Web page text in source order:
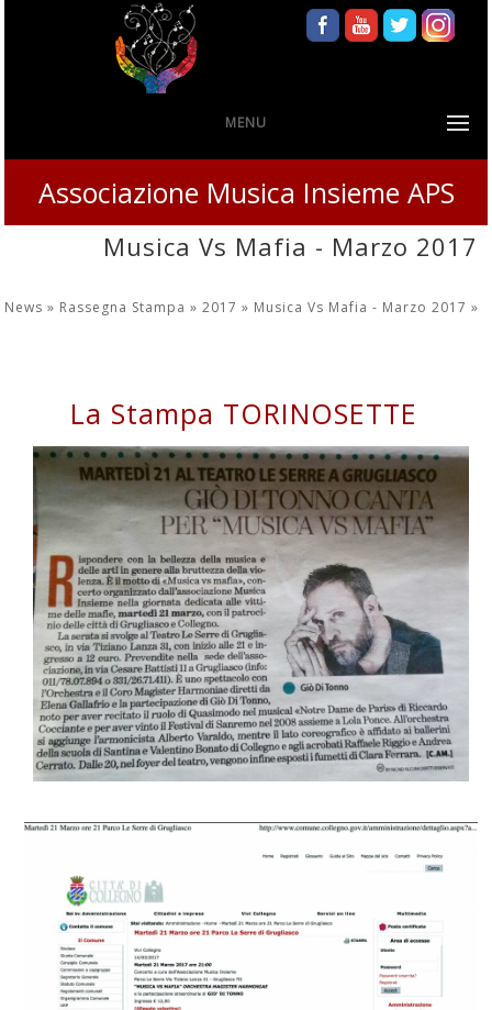
MENU
Associazione Musica Insieme APS
Musica Vs Mafia - Marzo 2017
News » Rassegna Stampa »2017 » Musica Vs Mafia - Marzo 2017»
La Stampa TORINOSETTE